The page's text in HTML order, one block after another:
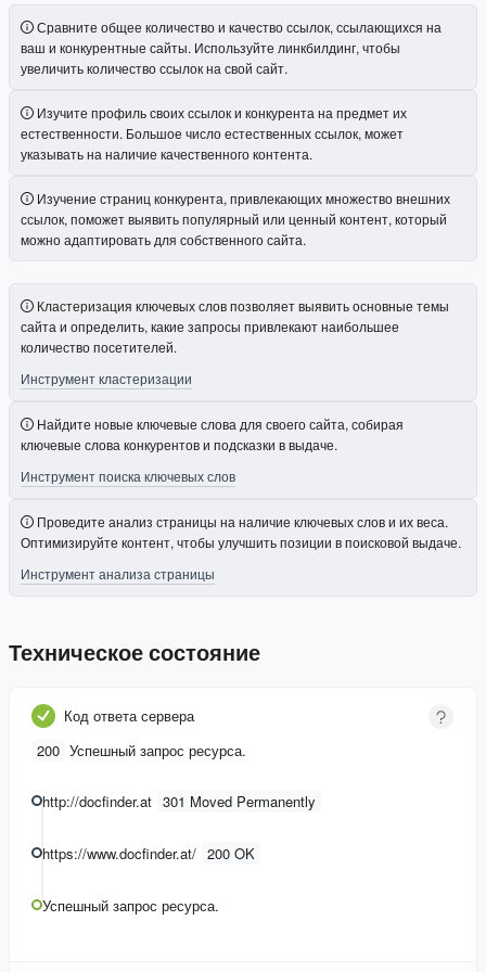
Сравните общее количество и качество ссылок, ссылающихся на
ваш и конкурентные сайты. Используйте линкбилдинг, чтобы
увеличить количество ссылок на свой сайт.
Изучите профиль своих ссылок и конкурента на предмет их
естественности. Большое число естественных ссылок, может
указывать на наличие качественного контента.
Изучение страниц конкурента, привлекающих множество внешних
ссылок, поможет выявить популярный или ценный контент, который
можно адаптировать для собственного сайта.
Кластеризация ключевых слов позволяет выявить основные темы
сайта и определить, какие запросы привлекают наибольшее
количество посетителей.
Инструмент кластеризации
Найдите новые ключевые слова для своего сайта, собирая
ключевые слова конкурентов и подсказки в выдаче.
Инструмент поиска ключевых слов
Проведите анализ страницы на наличие ключевых слов и их веса.
Оптимизируйте контент, чтобы улучшить позиции в поисковой выдаче.
Инструмент анализа страницы
Техническое состояние
Код ответа сервера
200 Успешный запрос ресурса.
http://docfinder.at 301 Moved Permanently
https://www.docfinder.at/ 200 OK
Успешный запрос ресурса.